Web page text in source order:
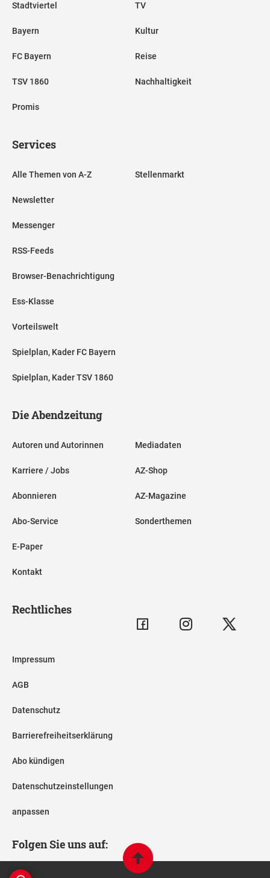
Stadtviertel
Bayern
FC Bayern
TSV 1860
Promis
TV
Kultur
Reise
Nachhaltigkeit
Services
Alle Themen von A-Z
Newsletter
Messenger
RSS-Feeds
Browser-Benachrichtigung
Ess-Klasse
Vorteilswelt
Spielplan, Kader FC Bayern
Spielplan, Kader TSV 1860
Stellenmarkt
Die Abendzeitung
Autoren und Autorinnen
Karriere / Jobs
Abonnieren
Abo-Service
E-Paper
Kontakt
Mediadaten
AZ-Shop
AZ-Magazine
Sonderthemen
Rechtliches
Impressum
AGB
Datenschutz
Barrierefreiheitserklärung
Abo kündigen
Datenschutzeinstellungen
anpassen
Folgen Sie uns auf: